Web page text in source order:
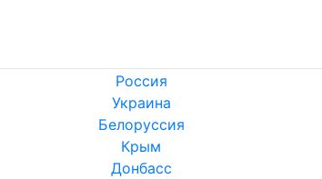
Россия
Украина
Белоруссия
Крым
Донбасс